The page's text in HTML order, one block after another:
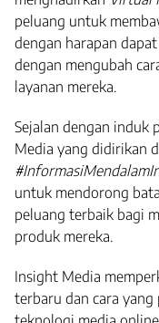
peluang untuk
dengan harapan
dengan mengubah
layanan mereka.
Sejalan dengan induk
Media yang didirikan
untuk mendorong
peluang terbaik bagi
produk mereka.
Insight Media
terbaru dan cara